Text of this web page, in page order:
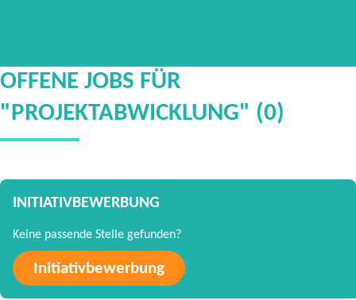
OFFENE JOBS FÜR
"PROJEKTABWICKLUNG" (0)
INITIATIVBEWERBUNG
Keine passende Stelle gefunden?
Initiativbewerbung